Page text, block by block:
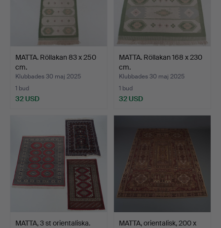
MATTA. Röllakan 83 x 250
cm.
Klubbades 30 maj 2025
1 bud
32 USD
MATTA. Röllakan 168 x 230
cm.
Klubbades 30 maj 2025
1 bud
32 USD
MATTA, 3 st orientaliska.
MATTA, orientalisk, 200 x